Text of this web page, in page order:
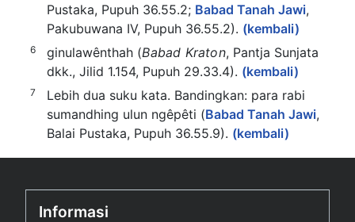
Pustaka, Pupuh 36.55.2; Babad Tanah Jawi,
Pakubuwana IV, Pupuh 36.55.2). (kembali)
6 ginulawênthah (Babad Kraton, Pantja Sunjata
dkk., Jilid 1.154, Pupuh 29.33.4). (kembali)
7
Lebih dua suku kata. Bandingkan: para rabi
sumandhing ulun ngêpêti (Babad Tanah Jawi,
Balai Pustaka, Pupuh 36.55.9). (kembali)
Informasi